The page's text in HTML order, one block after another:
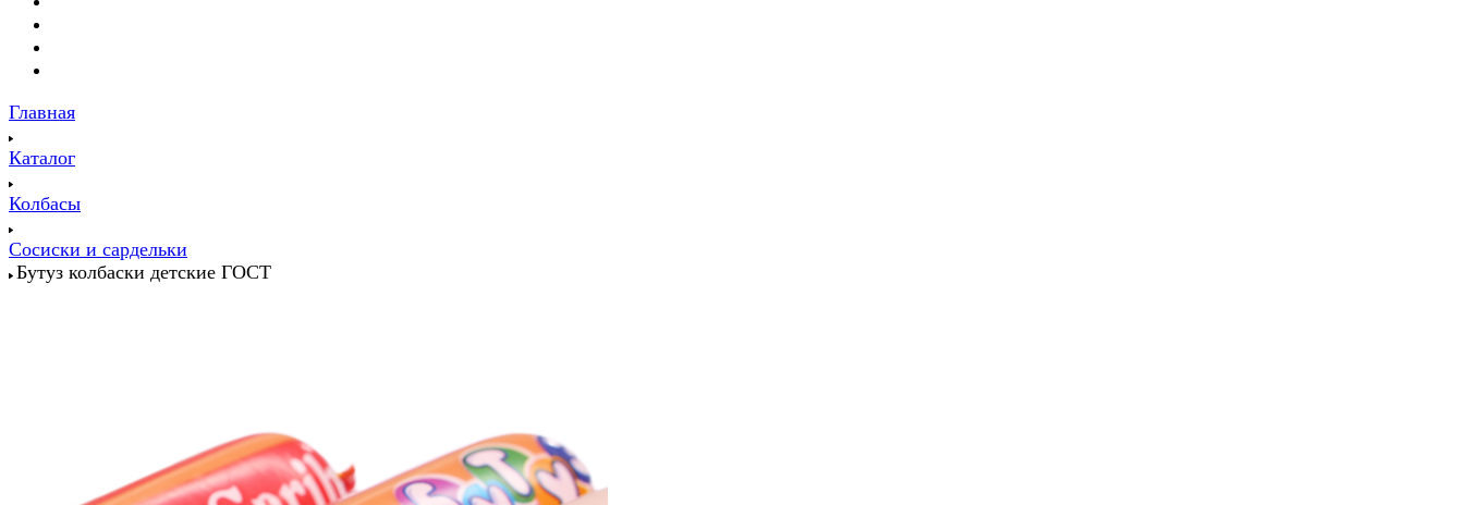
Главная
Каталог
Колбасы
Сосиски и сардельки
Бутуз колбаски детские ГОСТ